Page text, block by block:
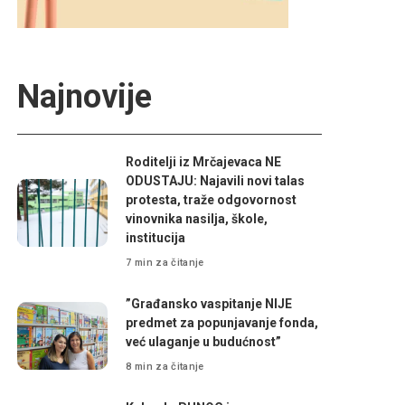
Najnovije
Roditelji iz Mrčajevaca NE
ODUSTAJU: Najavili novi talas
protesta, traže odgovornost
vinovnika nasilja, škole,
institucija
7 min za čitanje
”Građansko vaspitanje NIJE
predmet za popunjavanje fonda,
već ulaganje u budućnost”
8 min za čitanje